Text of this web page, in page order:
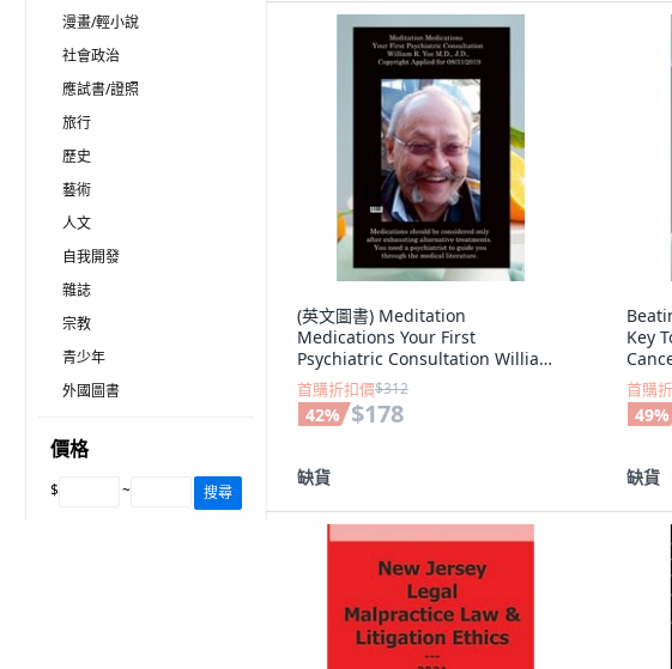
漫畫/輕小說
社會政治
應試書/證照
旅行
歷史
藝術
人文
自我開發
雜誌
宗教
青少年
外國圖書
價格
$ ~ 搜尋
(英文圖書) Meditation
Medications Your First
Psychiatric Consultation William
R. Yee M.D. J.D. Copyrig... 平裝版,
Lulu.com, 英文
首購折扣價$312
42% $178
缺貨
Key
裝版,
英文
首購
49%
缺貨